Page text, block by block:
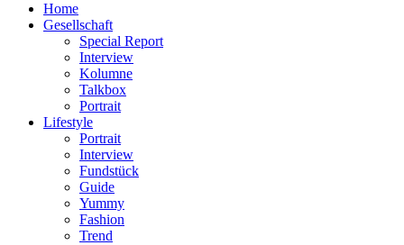
Home
Gesellschaft
Special Report
Interview
Kolumne
Talkbox
Portrait
Lifestyle
Portrait
Interview
Fundstück
Guide
Yummy
Fashion
Trend